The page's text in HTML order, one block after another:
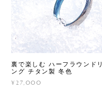
裏で楽しむ ハーフラウンドリ
ング チタン製 冬色
¥27,000